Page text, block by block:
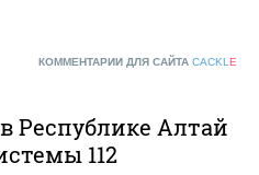
КОММЕНТАРИИ ДЛЯ САЙТА CACKL E
Республике Алтай
112